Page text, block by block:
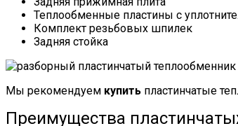
Теплообменные пластины с
Комплект резьбовых шпилек
Задняя стойка
Мы рекомендуем купить пластинчатые
Преимущества